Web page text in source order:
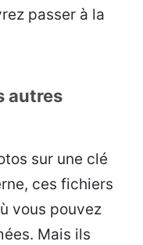
passer à la
autres
sur une clé
ces fichiers
vous pouvez
Mais ils